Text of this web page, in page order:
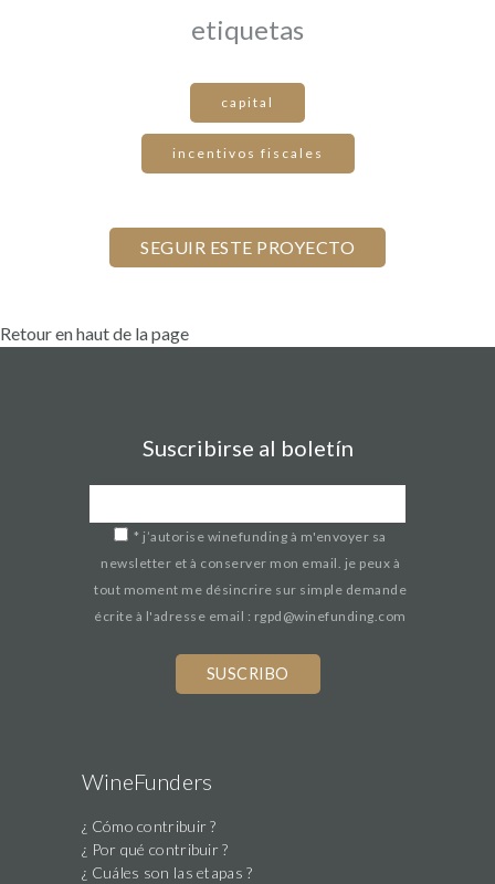
etiquetas
capital
incentivos fiscales
Retour en haut de la page
Suscribirse al boletín
* j’autorise winefunding à m'envoyer sa
newsletter et à conserver mon email. je peux à
tout moment me désincrire sur simple demande
écrite à l'adresse email : rgpd@winefunding.com
WineFunders
¿ Cómo contribuir ?
¿ Por qué contribuir ?
¿ Cuáles son las etapas ?